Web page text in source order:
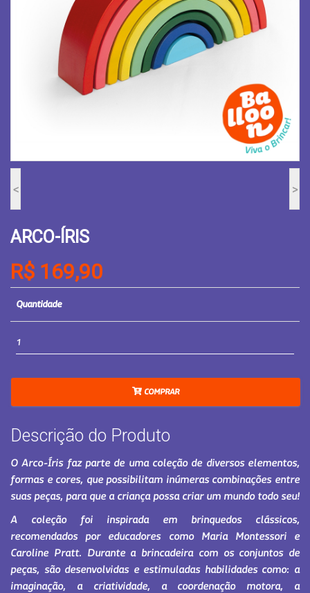
< >
ARCO-ÍRIS
R$ 169,90
Quantidade
COMPRAR
Descrição do Produto
O Arco-Íris faz parte de uma coleção de diversos elementos,
formas e cores, que possibilitam inúmeras combinações entre
suas peças, para que a criança possa criar um mundo todo seu!
A coleção foi inspirada em brinquedos clássicos,
recomendados por educadores como Maria Montessori e
Caroline Pratt. Durante a brincadeira com os conjuntos de
peças, são desenvolvidas e estimuladas habilidades como: a
imaginação, a criatividade, a coordenação motora, a